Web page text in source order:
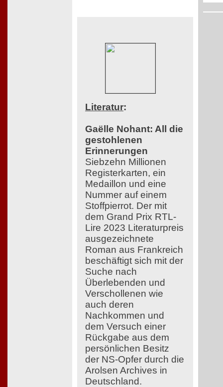
Literatur:
Gaëlle Nohant: All die
gestohlenen
Erinnerungen
Siebzehn Millionen
Registerkarten, ein
Medaillon und eine
Nummer auf einem
Stoffpierrot. Der mit
dem Grand Prix RTL-
Lire 2023 Literaturpreis
ausgezeichnete
Roman aus Frankreich
beschäftigt sich mit der
Suche nach
Überlebenden und
Verschollenen wie
auch deren
Nachkommen und
dem Versuch einer
Rückgabe aus dem
persönlichen Besitz
der NS-Opfer durch die
Arolsen Archives in
Deutschland.